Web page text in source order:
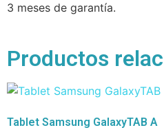
3 meses de garantía.
Productos
Tablet Samsung GalaxyTAB A